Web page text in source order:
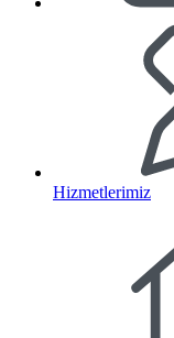
Hizmetlerimiz